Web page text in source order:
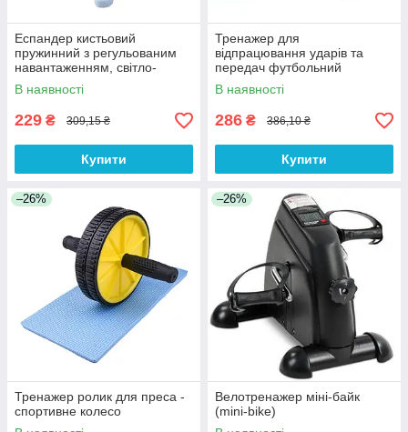
Еспандер кистьовий
пружинний з регульованим
навантаженням, світло-
блакитний
В наявності
229 ₴ 309,15 ₴
Купити
Тренажер для
відпрацювання ударів та
передач футбольний
В наявності
286 ₴ 386,10 ₴
Купити
–26%
Тренажер ролик для преса -
спортивне колесо
–26%
Велотренажер міні-байк
(mini-bike)